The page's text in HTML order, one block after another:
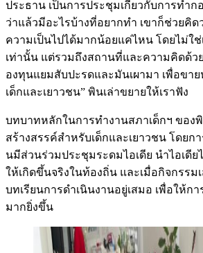
ประธาน เป็นการประชุมเกี่ยวกับการทำก
ว่าแล้วมีอะไรบ้างที่อยากทำ เขาก็ช่วยคิด
ความเป็นไปได้มากน้อยแค่ไหน โดยไม่ใ
เท่านั้น แต่รวมถึงสถานที่และความคิดด้ว
องทุนแยมสับปะรดและมันเผามา เพื่อขาย
เด็กและเยาวชน” พินเล่าขยายให้เราฟัง
บทบาทหลักในการทำงานสภาเด็กฯ ของ
สร้างสรรค์สำหรับเด็กและเยาวชน โดยก
นมีส่วนร่วมประชุมระดมไอเดีย นำไอเดี
ให้เกิดขึ้นจริงในท้องถิ่น และเมื่อกิจกรรม
บทเรียนการดำเนินงานอยู่เสมอ เพื่อให้ก
มากยิ่งขึ้น